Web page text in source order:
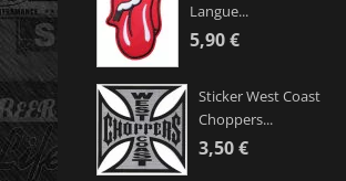
Langue...
5,90 €
Sticker West Coast
Choppers...
3,50 €